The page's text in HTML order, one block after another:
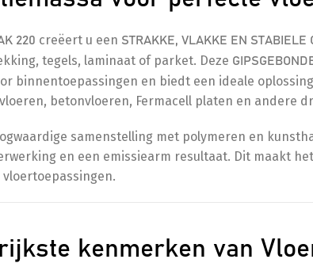
220 creëert u een STRAKKE, VLAKKE EN STABIELE
tegels, laminaat of parket. Deze
binnentoepassingen en biedt een ideale
betonvloeren, Fermacell platen en andere
samenstelling met polymeren en
en een emissiearm resultaat. Dit maakt
kenmerken van